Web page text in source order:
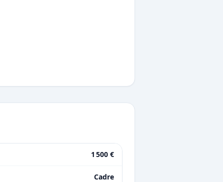
1 500 €
Cadre